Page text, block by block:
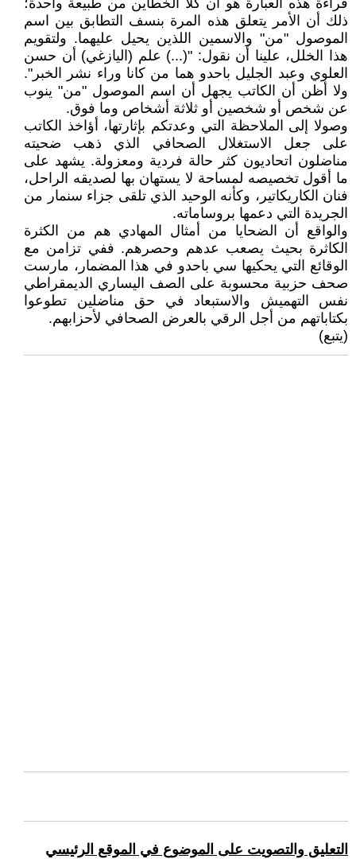
قراءة هذه العبارة هو أن كلا الخطأين من طبيعة واحدة؛
ذلك أن الأمر يتعلق هذه المرة بنسف التطابق بين اسم
الموصول "من" والاسمين اللذين يحيل عليهما. ولتقويم
هذا الخلل، علينا أن نقول: "(...) علم (اليازغي) أن حسن
العلوي وعبد الجليل باحدو هما من كانا وراء نشر الخبر".
ولا أظن أن الكاتب يجهل أن اسم الموصول "من" ينوب
عن شخص أو شخصين أو ثلاثة أشخاص وما فوق.
وصولا إلى الملاحظة التي وعدتكم بإثارتها، أؤاخذ الكاتب
على جعل الاستغلال الصحافي الذي ذهب ضحيته
مناضلون اتحاديون كثر حالة فردية ومعزولة. يشهد على
ما أقول تخصيصه لمساحة لا يستهان بها لصديقه الراحل،
فنان الكاريكاتير، وكأنه الوحيد الذي تلقى جزاء سنمار من
الجريدة التي دعمها بروساماته.
والواقع أن الضحايا من أمثال المهادي هم من الكثرة
الكاثرة بحيث يصعب عدهم وحصرهم. ففي تزامن مع
الوقائع التي يحكيها سي باحدو في هذا المضمار، مارست
صحف حزبية محسوبة على الصف اليساري الديمقراطي
نفس التهميش والاستبعاد في حق مناضلين تطوعوا
بكتاباتهم من أجل الرقي بالعرض الصحافي لأحزابهم.
(يتبع)
التعليق والتصويت على الموضوع في الموقع الرئيسي